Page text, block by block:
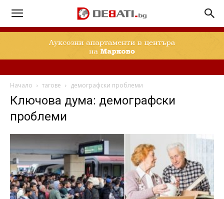
Начало тагове демографски проблеми
Ключова дума: демографски
проблеми